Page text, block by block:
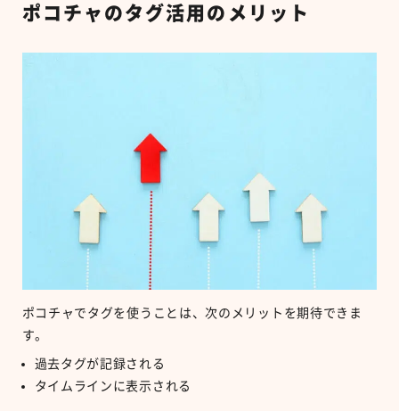
ポコチャのタグ活用のメリット
ポコチャでタグを使うことは、次のメリットを期待できま
す。
過去タグが記録される
タイムラインに表示される